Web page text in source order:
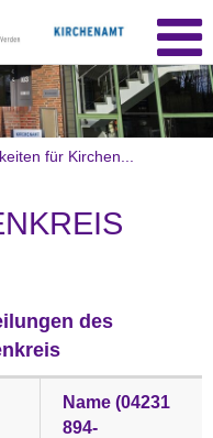
für Kirchen...
des
Name (04231
894-